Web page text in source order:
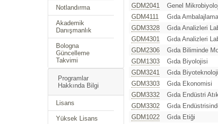
Notlandırma
Akademik
Danışmanlık
Bologna
Güncelleme
Takvimi
Programlar
Hakkında Bilgi
Lisans
Yüksek Lisans
GDM2041
Genel
GDM4111
Gıda
GDM3328
Gıda Analizleri
GDM4301
Gıda Analizleri
GDM2306
Gıda Biliminde
GDM1303
Gıda Biyolojisi
GDM3241
Gıda
GDM3303
Gıda Ekonomisi
GDM3332
Gıda Endüstri
GDM3302
Gıda
GDM1022
Gıda Etiği